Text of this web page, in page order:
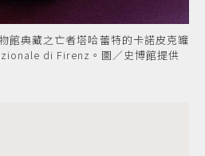
館典藏之亡者塔哈蕾特的卡諾皮克罐
di Firenz。圖／史博館提供